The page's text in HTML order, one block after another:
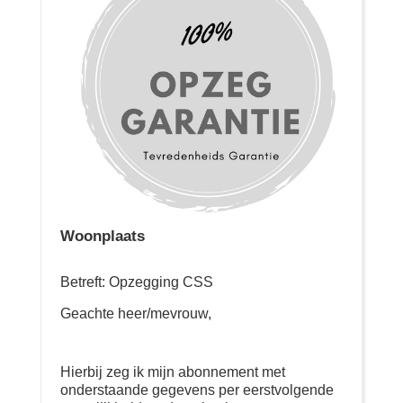
Woonplaats
Betreft: Opzegging CSS
Geachte heer/mevrouw,
Hierbij zeg ik mijn abonnement met
onderstaande gegevens per eerstvolgende